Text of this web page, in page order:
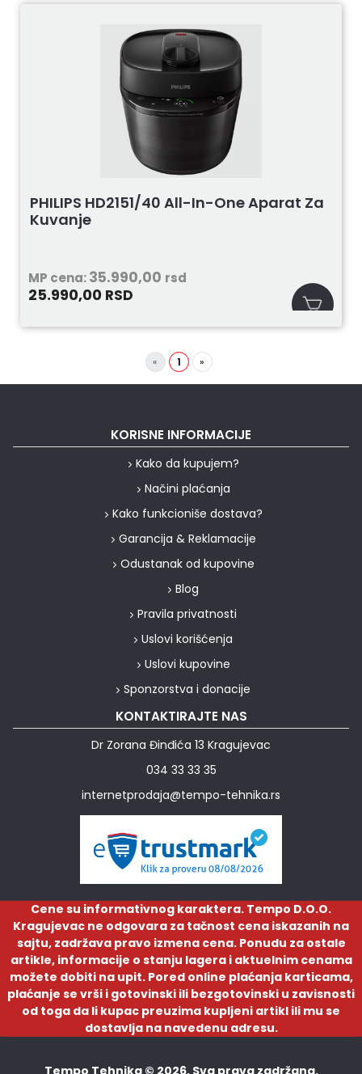
PHILIPS HD2151/40 All-In-One Aparat Za
Kuvanje
MP cena:35.990,00 rsd
25.990,00 RSD
« 1 »
KORISNE INFORMACIJE
Kako da kupujem?
Načini plaćanja
Kako funkcioniše dostava?
Garancija & Reklamacije
Odustanak od kupovine
Blog
Pravila privatnosti
Uslovi korišćenja
Uslovi kupovine
Sponzorstva i donacije
KONTAKTIRAJTE NAS
Dr Zorana Đinđića 13 Kragujevac
034 33 33 35
internetprodaja@tempo-tehnika.rs
Cene su informativnog karaktera. Tempo D.O.O.
Kragujevac ne odgovara za tačnost cena iskazanih na
sajtu, zadržava pravo izmena cena. Ponudu za ostale
artikle, informacije o stanju lagera i aktuelnim cenama
možete dobiti na upit. Pored online plaćanja karticama,
plaćanje se vrši i gotovinski ili bezgotovinski u zavisnosti
od toga da li kupac preuzima kupljeni artikl ili mu se
dostavlja na navedenu adresu.
Tempo Tehnika © 2026. Sva prava zadržana.